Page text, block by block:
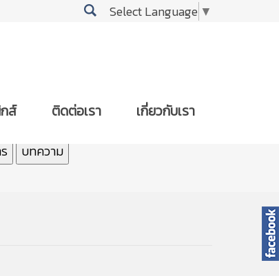
Select Language ▼
ส์ ติดต่อเรา เกี่ยวกับเรา
บทความ